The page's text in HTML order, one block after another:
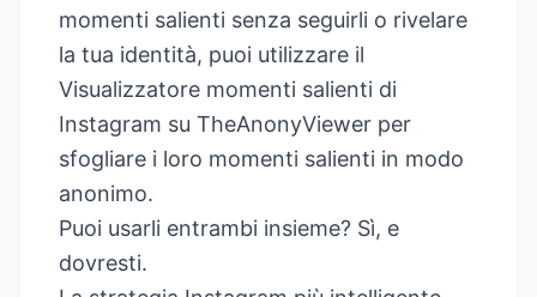
momenti salienti senza seguirli o rivelare
la tua identità, puoi utilizzare il
Visualizzatore momenti salienti di
Instagram su TheAnonyViewer per
sfogliare i loro momenti salienti in modo
anonimo.
Puoi usarli entrambi insieme? Sì, e
dovresti.